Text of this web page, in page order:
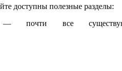
доступны полезные разделы:
— почти все